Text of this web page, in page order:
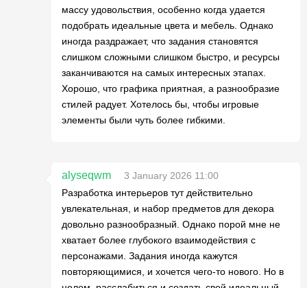
массу удовольствия, особенно когда удается
подобрать идеальные цвета и мебель. Однако
иногда раздражает, что задания становятся
слишком сложными слишком быстро, и ресурсы
заканчиваются на самых интересных этапах.
Хорошо, что графика приятная, а разнообразие
стилей радует. Хотелось бы, чтобы игровые
элементы были чуть более гибкими.
alyseqwm
3 January 2026 11:00
Разработка интерьеров тут действительно
увлекательная, и набор предметов для декора
довольно разнообразный. Однако порой мне не
хватает более глубокого взаимодействия с
персонажами. Задания иногда кажутся
повторяющимися, и хочется чего-то нового. Но в